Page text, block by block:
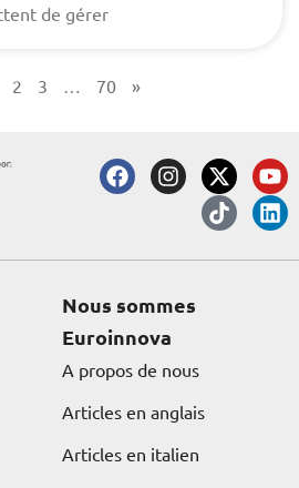
de gérer
2 3 70 »
F
a
b
o
I
n
a
r
m
X
-
t
w
i
Y
o
u
t
u
T
i
k
t
o
L
i
n
k
e
Nous sommes
Euroinnova
A propos de nous
Articles en anglais
Articles en italien